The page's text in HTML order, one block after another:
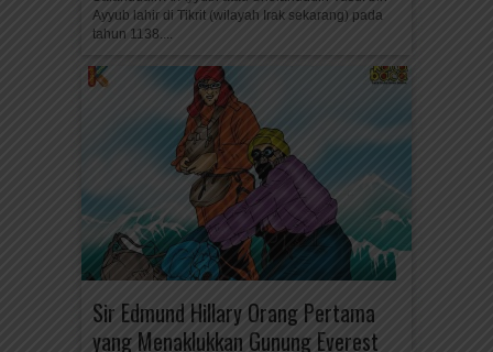
Ayyub lahir di Tikrit (wilayah Irak sekarang) pada
tahun 1138....
Sir Edmund Hillary Orang Pertama
yang Menaklukkan Gunung Everest